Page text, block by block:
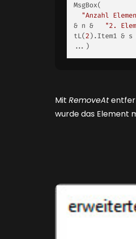
MsgBox(
"Anzahl
& n &
"2.
tL(2).Item1 & s
...)
Mit RemoveAt
wurde das Element